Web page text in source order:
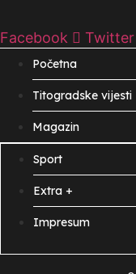
Facebook Twitter
Početna
Titogradske vijesti
Magazin
Sport
Extra +
Impresum